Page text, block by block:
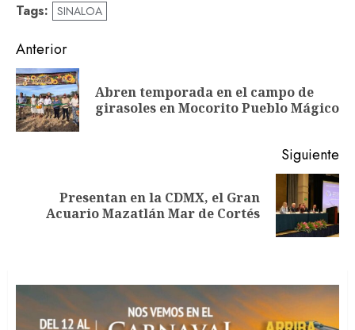
Tags: SINALOA
Navegación
de
entradas
Anterior
Abren temporada en el campo de
girasoles en Mocorito Pueblo Mágico
Siguiente
Siguiente
entrada:
Presentan en la CDMX, el Gran
Acuario Mazatlán Mar de Cortés